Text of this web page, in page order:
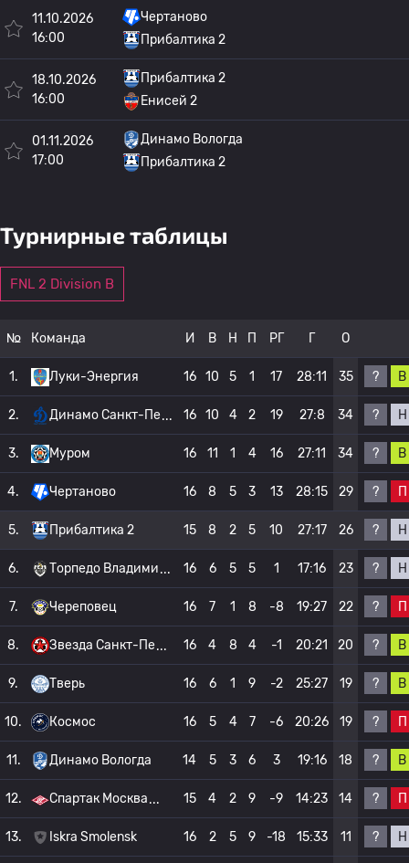
11.10.2026
16:00
Чертаново
Прибалтика 2
18.10.2026
16:00
Прибалтика 2
Енисей 2
01.11.2026
17:00
Динамо Вологда
Прибалтика 2
Турнирные таблицы
FNL 2 Division B
№ Команда И В Н П РГ Г О
1. Луки-Энергия 16 10 5 1 17 28:11 35 ? В
2. Динамо Санкт-Пе 16 10 4 2 19 27:8 34 ? Н
3. Муром 16 11 1 4 16 27:11 34 ? В
4. Чертаново 16 8 5 3 13 28:15 29 ? П
5. Прибалтика 2 15 8 2 5 10 27:17 26 ? Н
6. Торпедо Владими 16 6 5 5 1 17:16 23 ? Н
7. Череповец 16 7 1 8 -8 19:27 22 ? П
8. Звезда Санкт-Пе 16 4 8 4 -1 20:21 20 ? В
9. Тверь 16 6 1 9 -2 25:27 19 ? В
10. Космос 16 5 4 7 -6 20:26 19 ? П
11. Динамо Вологда 14 5 3 6 3 19:16 18 ? В
12. Спартак Москва 15 4 2 9 -9 14:23 14 ? П
13. Iskra Smolensk 16 2 5 9 -18 15:33 11 ? Н